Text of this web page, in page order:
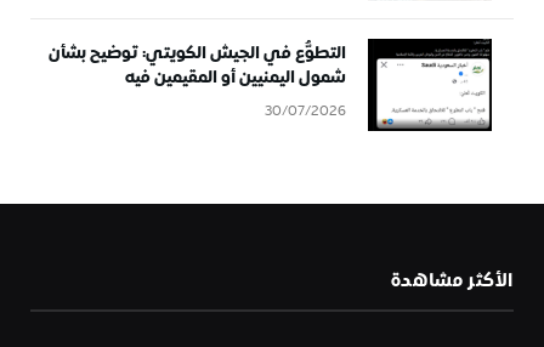
التطوُّع في الجيش الكويتي: توضيح بشأن
شمول اليمنيين أو المقيمين فيه
30/07/2026
الأكثر مشاهدة